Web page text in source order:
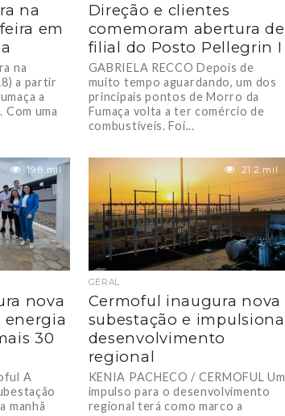
na
em
na
a partir
a
uma
Direção e clientes
comemoram abertura de
filial do Posto Pellegrin I
GABRIELA RECCO Depois de
muito tempo aguardando, um dos
principais pontos de Morro da
Fumaça volta a ter comércio de
combustíveis. Foi...
19.8 mil
nova
energia
30
A
manhã
21.2 mil
GERAL
Cermoful inaugura nova
subestação e impulsiona
desenvolvimento
regional
KENIA PACHECO / CERMOFUL Um
impulso para o desenvolvimento
regional terá como marco a